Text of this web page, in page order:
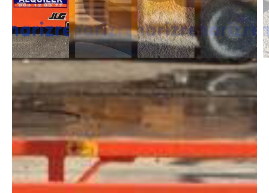
DESCRIPCIÓN
Los Mástiles Verticales son ideales para trabajar en espacios reducidos,
dando solución de altura de 5 a 10,5m y con alcance lateral. Son
perfectas para realizar trabajos de interior y en espacios reducidos.
DIMENSIONES